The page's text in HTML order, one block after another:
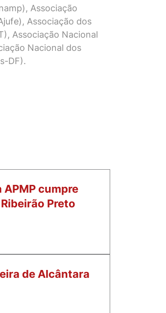
Associação
Associação dos
Associação Nacional
Nacional dos
DF).
APMP cumpre
Preto
de Alcântara